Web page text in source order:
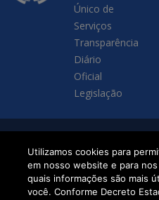
Único de
Serviços
Transparência
Diário
Oficial
Legislação
SETDIG | Secretaria-
Executiva de
Transformação Digital
Utilizamos cookies para
em nosso website e para
quais informações são mais
você. Conforme Decreto